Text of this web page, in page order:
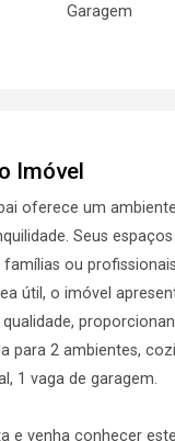
Garagem
Imóvel
oferece um
Seus
famílias ou
útil, o imóvel
para 2 ambientes,
1 vaga de garagem.
e venha conhecer